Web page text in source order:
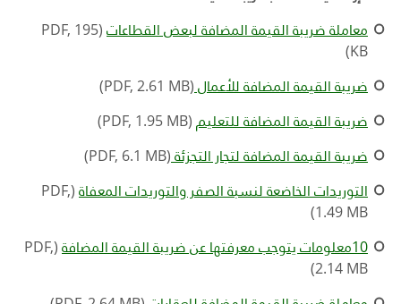
معاملة ضريبة القيمة المضافة لبعض القطاعات (PDF, 195
KB)
ضريبة القيمة المضافة للأعمال (PDF, 2.61 MB)
ضريبة القيمة المضافة للتعليم (PDF, 1.95 MB)
ضريبة القيمة المضافة لتجار التجزئة (PDF, 6.1 MB)
التوريدات الخاضعة لنسبة الصفر والتوريدات المعفاة (PDF,
1.49 MB)
10معلومات يتوجب معرفتها عن ضريبة القيمة المضافة
(PDF,
2.14 MB)